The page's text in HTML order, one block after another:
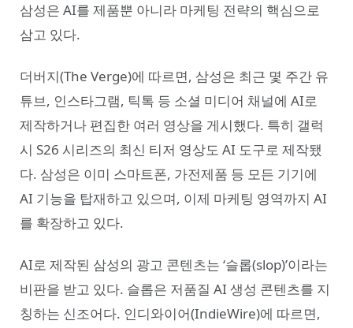
삼성은 AI를 제품뿐 아니라 마케팅 전략의 핵심으로
삼고 있다.
더버지(The Verge)에 따르면, 삼성은 최근 몇 주간 유
튜브, 인스타그램, 틱톡 등 소셜 미디어 채널에 AI로
제작하거나 편집한 여러 영상을 게시했다. 특히 갤럭
시 S26 시리즈의 최신 티저 영상도 AI 도구로 제작됐
다. 삼성은 이미 스마트폰, 가전제품 등 모든 기기에
AI 기능을 탑재하고 있으며, 이제 마케팅 영역까지 AI
를 확장하고 있다.
AI로 제작된 삼성의 광고 콘텐츠는 ‘슬롭(slop)’이라는
비판을 받고 있다. 슬롭은 저품질 AI 생성 콘텐츠를 지
칭하는 신조어다. 인디와이어(IndieWire)에 따르면,